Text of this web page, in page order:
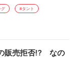
グ #タント
販売拒否!? なの